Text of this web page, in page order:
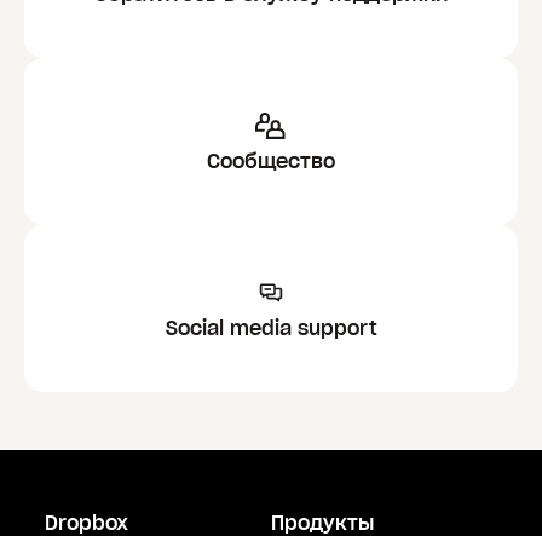
Сообщество
Social media support
Dropbox Продукты